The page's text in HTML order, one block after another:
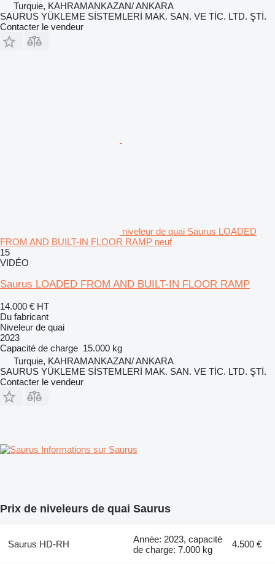
Turquie, KAHRAMANKAZAN/ ANKARA
SAURUS YÜKLEME SİSTEMLERİ MAK. SAN. VE TİC. LTD. ŞTİ.
Contacter le vendeur
niveleur de quai Saurus LOADED
FROM AND BUILT-IN FLOOR RAMP neuf
15
VIDÉO
Saurus LOADED FROM AND BUILT-IN FLOOR RAMP
14.000 € HT
Du fabricant
Niveleur de quai
2023
Capacité de charge 15.000 kg
Turquie, KAHRAMANKAZAN/ ANKARA
SAURUS YÜKLEME SİSTEMLERİ MAK. SAN. VE TİC. LTD. ŞTİ.
Contacter le vendeur
Informations sur Saurus
Prix de niveleurs de quai Saurus
Saurus HD-RH
Année: 2023, capacité
de charge: 7.000 kg
4.500 €